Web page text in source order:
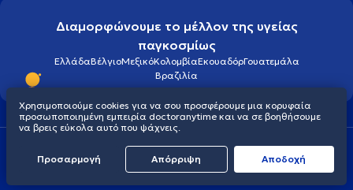
Διαμορφώνουμε το μέλλον της υγείας
παγκοσμίως
ΕλλάδαΒέλγιοΜεξικόΚολομβίαΕκουαδόρΓουατεμάλα
Βραζιλία
Πολιτική προστασίας προσωπικού απορρήτου
© 2026 doctoranytime
Χρησιμοποιούμε cookies για να σου προσφέρουμε μια κορυφαία
προσωποποιημένη εμπειρία doctoranytime και να σε βοηθήσουμε
να βρεις εύκολα αυτό που ψάχνεις.
Προσαρμογή Απόρριψη Aποδοχή